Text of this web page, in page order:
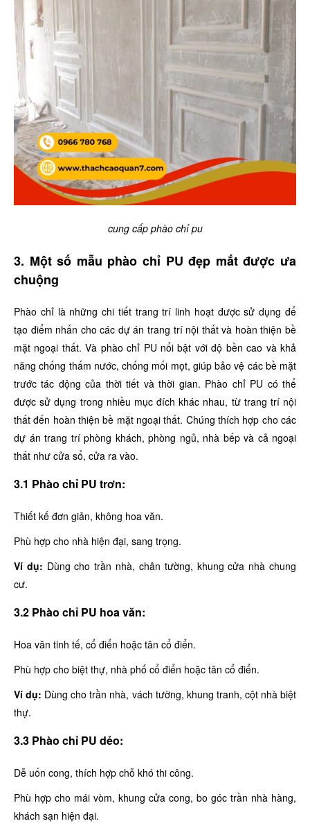
cung cấp phào chỉ pu​
3. Một số mẫu phào chỉ PU đẹp mắt được ưa
chuộng
Phào chỉ là những chi tiết trang trí linh hoạt được sử dụng để
tạo điểm nhấn cho các dự án trang trí nội thất và hoàn thiện bề
mặt ngoại thất. Và phào chỉ PU nổi bật với độ bền cao và khả
năng chống thấm nước, chống mối mọt, giúp bảo vệ các bề mặt
trước tác động của thời tiết và thời gian. Phào chỉ PU có thể
được sử dụng trong nhiều mục đích khác nhau, từ trang trí nội
thất đến hoàn thiện bề mặt ngoại thất. Chúng thích hợp cho các
dự án trang trí phòng khách, phòng ngủ, nhà bếp và cả ngoại
thất như cửa sổ, cửa ra vào.
3.1 Phào chỉ PU trơn:
Thiết kế đơn giản, không hoa văn.
Phù hợp cho nhà hiện đại, sang trọng.
Ví dụ: Dùng cho trần nhà, chân tường, khung cửa nhà chung
cư.
3.2 Phào chỉ PU hoa văn:
Hoa văn tinh tế, cổ điển hoặc tân cổ điển.
Phù hợp cho biệt thự, nhà phố cổ điển hoặc tân cổ điển.
Ví dụ: Dùng cho trần nhà, vách tường, khung tranh, cột nhà biệt
thự.
3.3 Phào chỉ PU dẻo:
Dễ uốn cong, thích hợp chỗ khó thi công.
Phù hợp cho mái vòm, khung cửa cong, bo góc trần nhà hàng,
khách sạn hiện đại.